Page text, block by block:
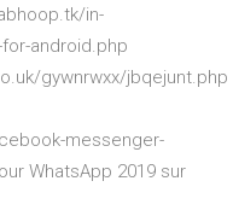
in-
android.php
gywnrwxx/jbqejunt.php
messenger-
WhatsApp 2019 sur